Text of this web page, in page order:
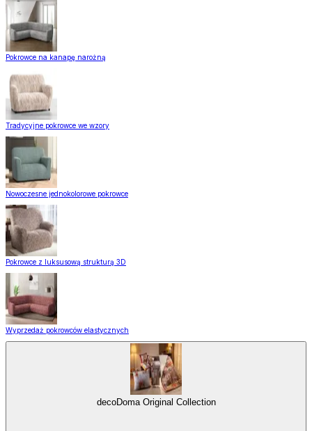
Pokrowce na kanapę narożną
Tradycyjne pokrowce we wzory
Nowoczesne jednokolorowe pokrowce
Pokrowce z luksusową strukturą 3D
Wyprzedaż pokrowców elastycznych
decoDoma Original Collection